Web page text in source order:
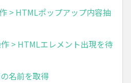
> HTMLポップアップ内容抽
> HTMLエレメント出現を待
名前を取得